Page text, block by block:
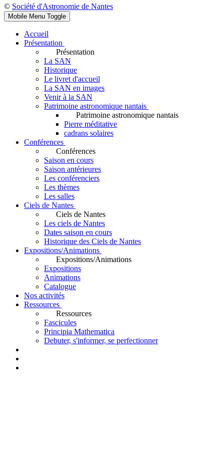
© Société d'Astronomie de Nantes
Mobile Menu Toggle
Accueil
Présentation
Présentation
La SAN
Historique
Le livret d'accueil
La SAN en images
Venir à la SAN
Patrimoine astronomique nantais
Patrimoine astronomique nantais
Pierre méditative
cadrans solaires
Conférences
Conférences
Saison en cours
Saison antérieures
Les conférenciers
Les thèmes
Les salles
Ciels de Nantes
Ciels de Nantes
Les ciels de Nantes
Dates saison en cours
Historique des Ciels de Nantes
Expositions/Animations
Expositions/Animations
Expositions
Animations
Catalogue
Nos activités
Ressources
Ressources
Fascicules
Principia Mathematica
Debuter, s'informer, se perfectionner